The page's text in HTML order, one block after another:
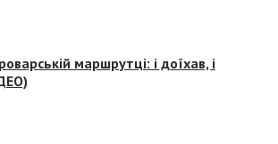
маршрутці: і доїхав, і